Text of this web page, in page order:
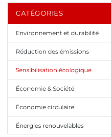
CATÉGORIES
Environnement et durabilité
Réduction des émissions
Sensibilisation écologique
Économie & Société
Économie circulaire
Énergies renouvelables